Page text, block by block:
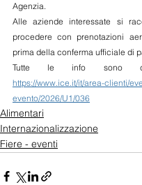
Agenzia.
Alle aziende interessate si
procedere con prenotazioni
prima della conferma ufficiale di
https://www.ice.it/it/area-clienti/
evento/2026/U1/036
Alimentari
Internazionalizzazione
Fiere - eventi